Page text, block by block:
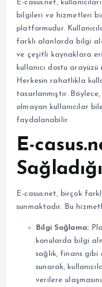
E-casus.net,
bilgileri ve hizmetleri
platformudur.
farklı alanlarda bilgi
ve çeşitli kaynaklara
kullanıcı dostu
Herkesin rahatlıkla
tasarlanmıştır.
olmayan kullanıcılar
faydalanabilir.
E-
E-casus.net, birçok
sunmaktadır. Bu
Bilgi Sağlama:
konularda bilgi
sağlık, finans
sunarak,
verilere